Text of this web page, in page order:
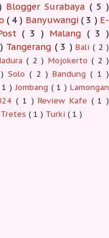
Blogger Surabaya ( 5 )
( 4 ) Banyuwangi( 3 ) E-
( 3 ) Malang ( 3 )
Tangerang ( 3 ) Bali( 2 )
( 2 ) Mojokerto( 2 )
Solo( 2 ) Bandung( 1 )
1 ) Jombang( 1 ) Lamongan
( 1 ) Review Kafe ( 1 )
Tretes ( 1 ) Turki ( 1 )